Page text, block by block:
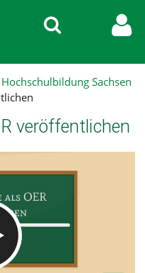
Sachsen
veröffentlichen